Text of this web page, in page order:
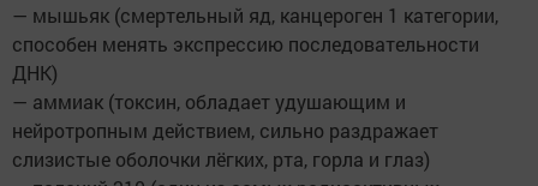
— мышьяк (смертельный яд, канцероген 1 категории,
способен менять экспрессию последовательности
ДНК)
— аммиак (токсин, обладает удушающим и
нейротропным действием, сильно раздражает
слизистые оболочки лёгких, рта, горла и глаз)